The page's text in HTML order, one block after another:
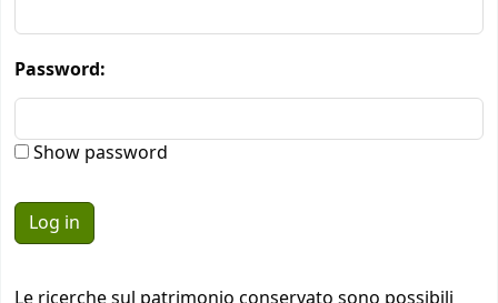
Password:
Show password